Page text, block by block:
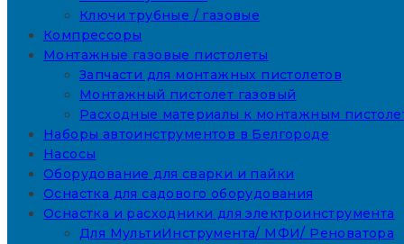
Ключи трубные / газовые
Компрессоры
Монтажные газовые пистолеты
Запчасти для монтажных пистолетов
Монтажный пистолет газовый
Расходные материалы к монтажным
Наборы автоинструментов в Белгороде
Насосы
Оборудование для сварки и пайки
Оснастка для садового оборудования
Оснастка и расходники для электроинструмента
Для МультиИнструмента/ МФИ/ Реноватора